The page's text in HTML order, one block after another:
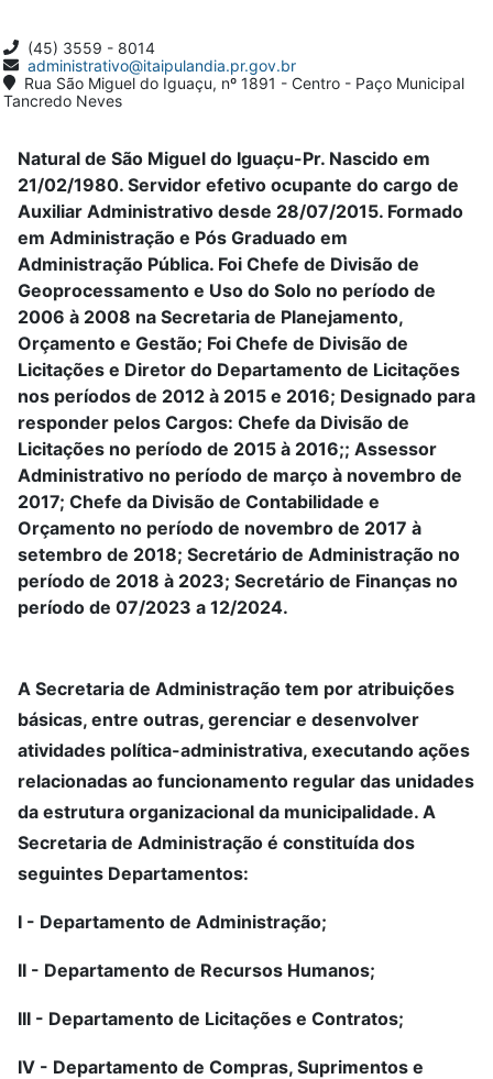
(45) 3559 - 8014
administrativo@itaipulandia.pr.gov.br
Rua São Miguel do Iguaçu, nº 1891 - Centro - Paço Municipal
Tancredo Neves
Natural de São Miguel do Iguaçu-Pr. Nascido em
21/02/1980. Servidor efetivo ocupante do cargo de
Auxiliar Administrativo desde 28/07/2015. Formado
em Administração e Pós Graduado em
Administração Pública. Foi Chefe de Divisão de
Geoprocessamento e Uso do Solo no período de
2006 à 2008 na Secretaria de Planejamento,
Orçamento e Gestão; Foi Chefe de Divisão de
Licitações e Diretor do Departamento de Licitações
nos períodos de 2012 à 2015 e 2016; Designado para
responder pelos Cargos: Chefe da Divisão de
Licitações no período de 2015 à 2016;; Assessor
Administrativo no período de março à novembro de
2017; Chefe da Divisão de Contabilidade e
Orçamento no período de novembro de 2017 à
setembro de 2018; Secretário de Administração no
período de 2018 à 2023; Secretário de Finanças no
período de 07/2023 a 12/2024.
A Secretaria de Administração tem por atribuições
básicas, entre outras, gerenciar e desenvolver
atividades política-administrativa, executando ações
relacionadas ao funcionamento regular das unidades
da estrutura organizacional da municipalidade. A
Secretaria de Administração é constituída dos
seguintes Departamentos:
I - Departamento de Administração;
II - Departamento de Recursos Humanos;
III - Departamento de Licitações e Contratos;
IV - Departamento de Compras, Suprimentos e